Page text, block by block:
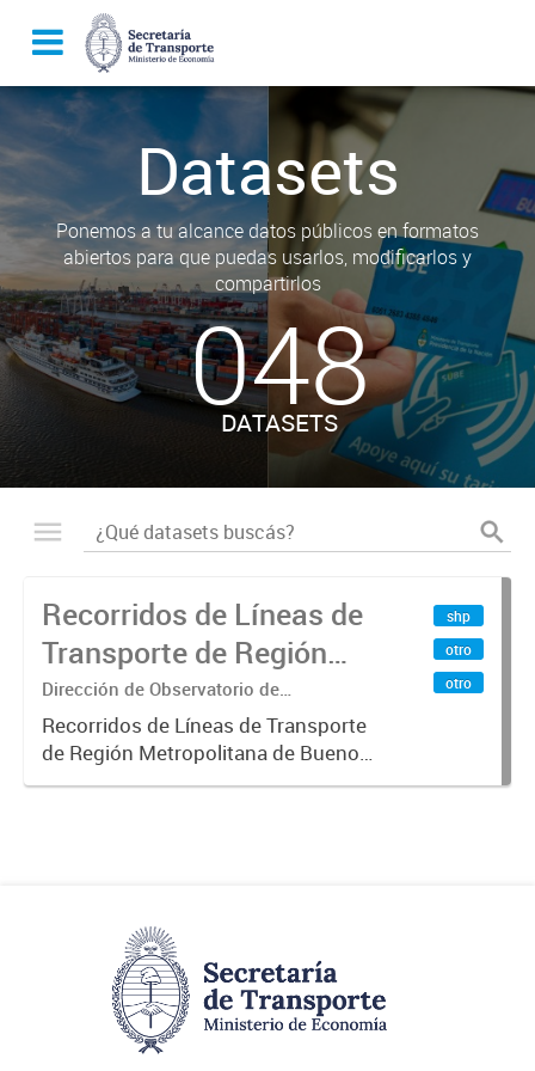
Datasets
Ponemos a tu alcance datos públicos en formatos
abiertos para que puedas usarlos, modificarlos y
compartirlos
048
DATASETS
Recorridos de Líneas de
Transporte de Región
Metropolitana de
Buenos Aires (RMBA)
Dirección de Observatorio de
Transporte, Estudio y Sistemas
Recorridos de Líneas de Transporte
de Región Metropolitana de Buenos
Aires (RMBA).-
shp
otro
otro